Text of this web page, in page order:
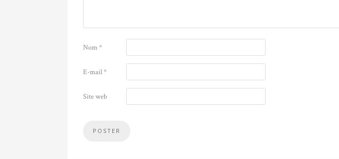
Nom*
E-mail*
Site web